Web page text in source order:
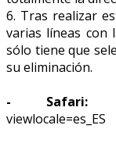
6. Tras realizar
varias líneas con
sólo tiene que
su eliminación.
- Safari:
viewlocale=es_ES